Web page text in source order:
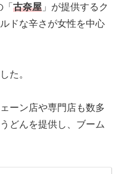
古奈屋 」が提供するク
ドな辛さが女性を中心
た。
ーン店や専門店も数多
どんを提供し、ブーム